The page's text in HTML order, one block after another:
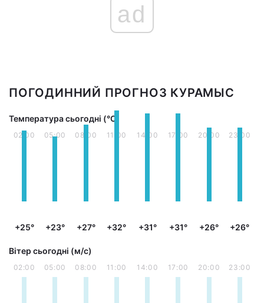
ad
ПОГОДИННИЙ ПРОГНОЗ КУРАМЫС
Температура сьогодні (°С)
02:00
+25°
05:00
+23°
08:00
+27°
11:00
+32°
14:00
+31°
17:00
+31°
20:00
+26°
23:00
+26°
Вітер сьогодні (м/с)
02:00 05:00 08:00 11:00 14:00 17:00 20:00 23:00